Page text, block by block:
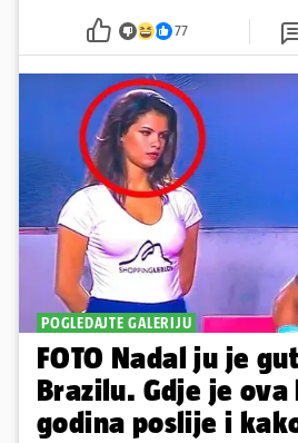
77
POGLEDAJTE GALERIJU
FOTO Nadal ju je
Brazilu. Gdje je ova
godina poslije i